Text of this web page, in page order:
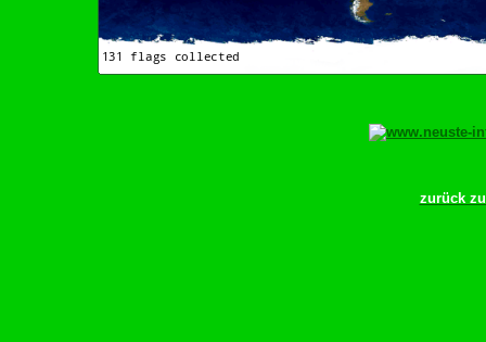
zurück